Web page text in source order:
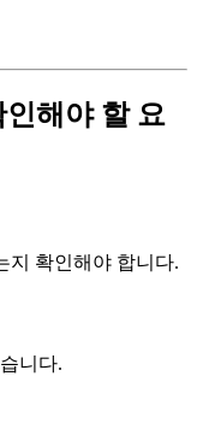
해야 할 요
지 확인해야 합니다.
니다.